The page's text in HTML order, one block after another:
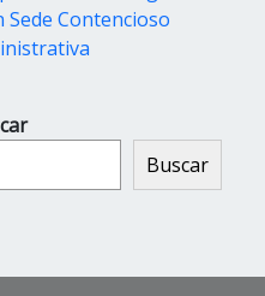
Sede Contencioso
Buscar